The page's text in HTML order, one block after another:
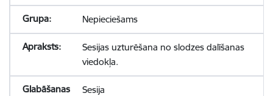
Nepieciešams
Sesijas uzturēšana no slodzes dalīšanas
viedokļa.
Sesija